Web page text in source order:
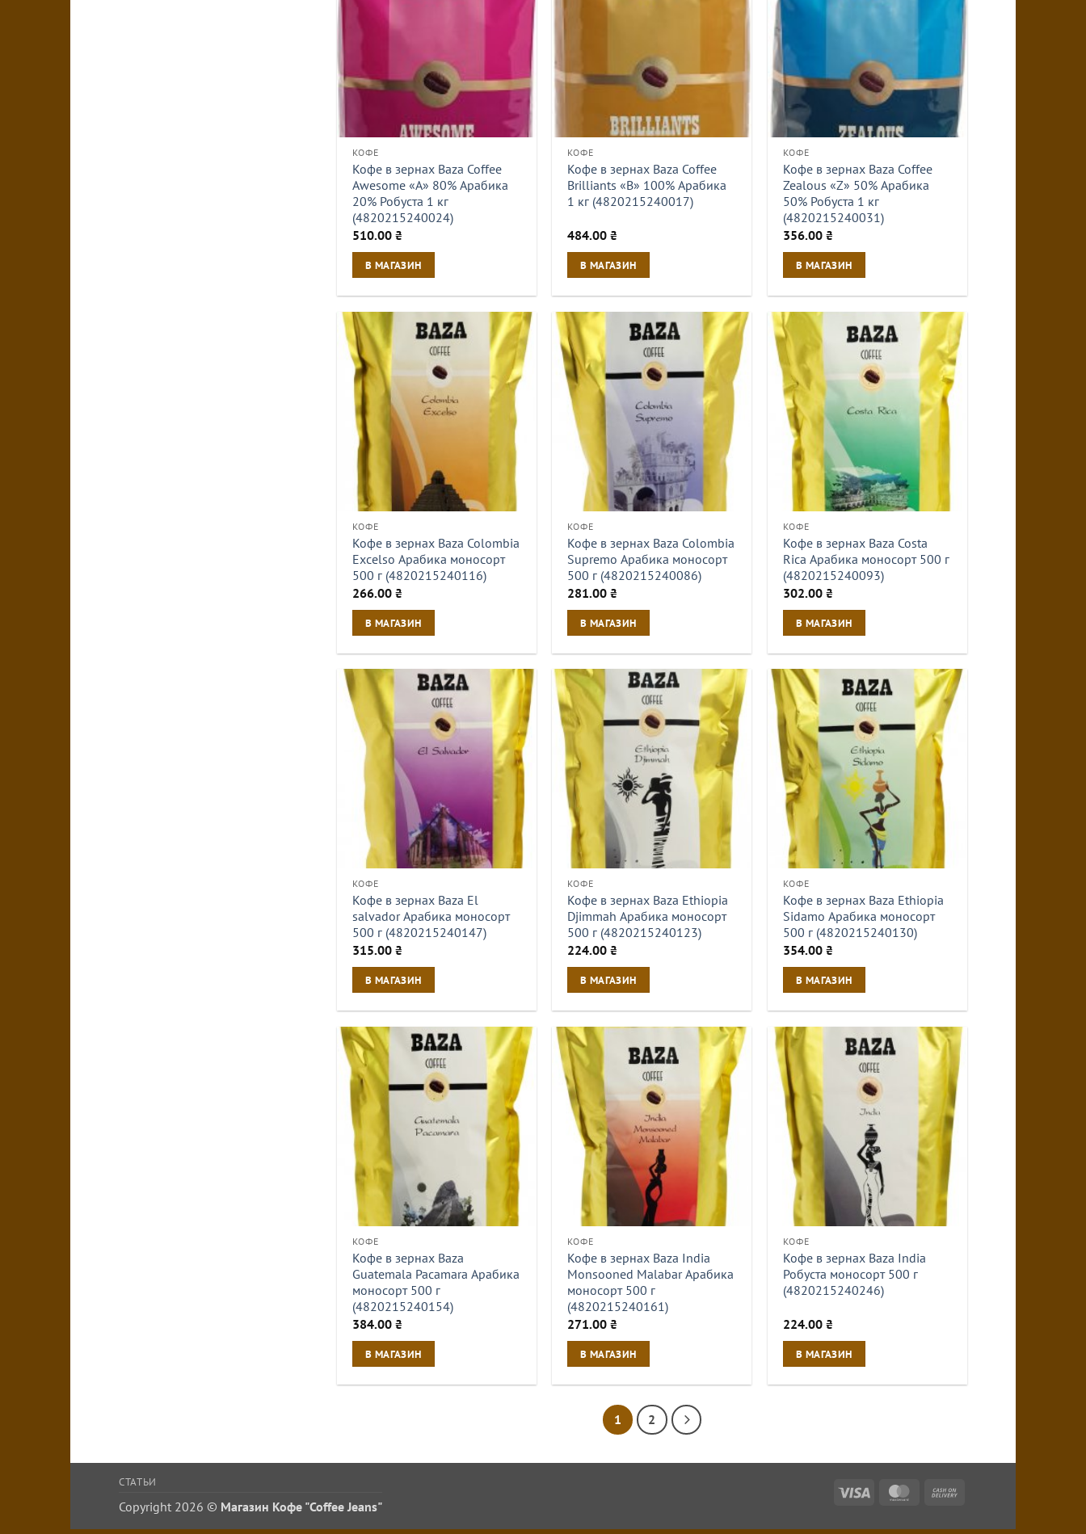
КОФЕ
Кофе в зернах Baza Coffee
Awesome «А» 80% Арабика
20% Робуста 1 кг
(4820215240024)
510.00 ₴
В МАГАЗИН
КОФЕ
Кофе в зернах Baza Coffee
Brilliants «B» 100% Арабика
1 кг (4820215240017)
484.00 ₴
В МАГАЗИН
КОФЕ
Кофе в зернах Baza Coffee
Zealous «Z» 50% Арабика
50% Робуста 1 кг
(4820215240031)
356.00 ₴
В МАГАЗИН
КОФЕ
Кофе в зернах Baza Colombia
Excelso Арабика моносорт
500 г (4820215240116)
266.00 ₴
В МАГАЗИН
КОФЕ
Кофе в зернах Baza Colombia
Supremo Арабика моносорт
500 г (4820215240086)
281.00 ₴
В МАГАЗИН
КОФЕ
Кофе в зернах Baza Costa
Rica Арабика моносорт 500 г
(4820215240093)
302.00 ₴
В МАГАЗИН
КОФЕ
Кофе в зернах Baza El
salvador Арабика моносорт
500 г (4820215240147)
315.00 ₴
В МАГАЗИН
КОФЕ
Кофе в зернах Baza Ethiopia
Djimmah Арабика моносорт
500 г (4820215240123)
224.00 ₴
В МАГАЗИН
КОФЕ
Кофе в зернах Baza Ethiopia
Sidamo Арабика моносорт
500 г (4820215240130)
354.00 ₴
В МАГАЗИН
КОФЕ
Кофе в зернах Baza
Guatemala Pacamara Арабика
моносорт 500 г
(4820215240154)
384.00 ₴
В МАГАЗИН
КОФЕ
Кофе в зернах Baza India
Monsooned Malabar Арабика
моносорт 500 г
(4820215240161)
271.00 ₴
В МАГАЗИН
КОФЕ
Кофе в зернах Baza India
Робуста моносорт 500 г
(4820215240246)
224.00 ₴
В МАГАЗИН
1 2
Visa MasterCard
СТАТЬИ
Copyright 2026 © Магазин Кофе "Coffee Jeans"